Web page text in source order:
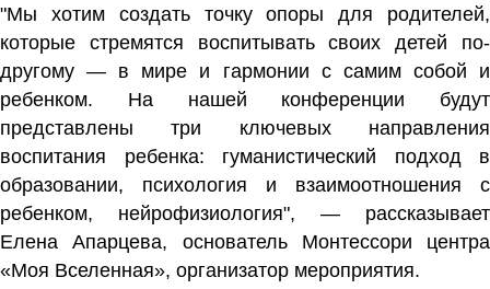
"Мы хотим создать точку опоры для родителей,
которые стремятся воспитывать своих детей по-
другому — в мире и гармонии с самим собой и
ребенком. На нашей конференции будут
представлены три ключевых направления
воспитания ребенка: гуманистический подход в
образовании, психология и взаимоотношения с
ребенком, нейрофизиология", — рассказывает
Елена Апарцева, основатель Монтессори центра
«Моя Вселенная», организатор мероприятия.